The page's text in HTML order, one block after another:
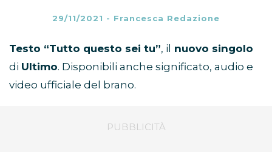
29/11/2021 - Francesca Redazione
Testo “Tutto questo sei tu”, il nuovo singolo
di Ultimo. Disponibili anche significato, audio e
video ufficiale del brano.